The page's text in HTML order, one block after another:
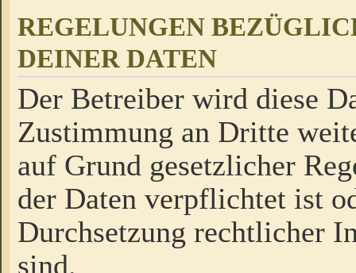
REGELUNGEN
DEINER DATEN
Der Betreiber wird diese
Zustimmung an Dritte
auf Grund gesetzlicher
der Daten verpflichtet ist
Durchsetzung rechtlicher
sind.